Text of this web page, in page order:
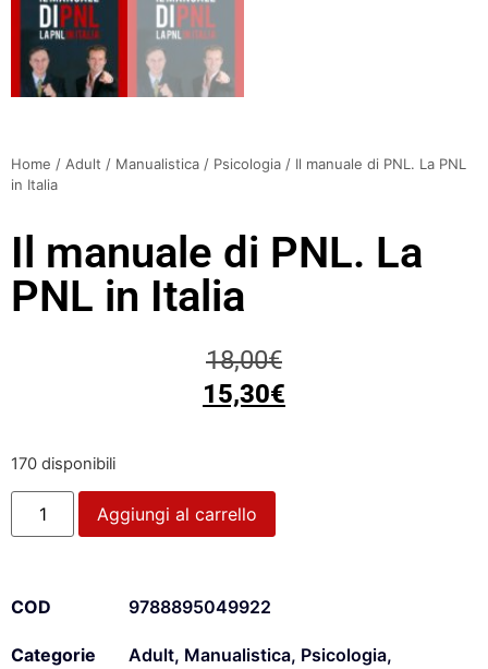
Home / Adult / Manualistica / Psicologia / Il manuale di PNL. La PNL
in Italia
Il manuale di PNL. La
PNL in Italia
18,00€
15,30€
170 disponibili
Aggiungi al carrello
COD 9788895049922
Categorie Adult, Manualistica, Psicologia,